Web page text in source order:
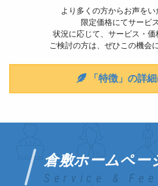
より多くの方からお声をい
限定価格にてサービ
状況に応じて、サービス・価
ご検討の方は、ぜひこの機会
「特徴」の詳
倉敷ホームペー
Service & Fee